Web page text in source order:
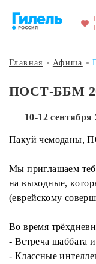
Главная Афиша
ПОСТ-ББМ
10-12 сентября
Пакуй чемоданы,
Мы приглашаем
на выходные,
(еврейскому
Во время
- Встреча шаббата
- Классные